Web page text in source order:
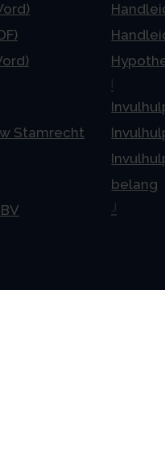
Stamrecht
belang
J